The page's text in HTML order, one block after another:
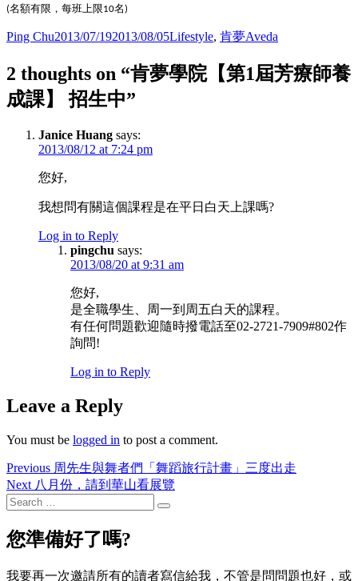
(名額有限，每班上限10名)
Author
Ping ChuPosted
2013/07/192013/08/05Categories
Lifestyle, 肯夢Aveda
2 thoughts on “肯夢學院【第1屆芳療師養
成課】 招生中”
Janice Huang says:
2013/08/12 at 7:24 pm
您好,
我想問有關這個課程是在平日白天上課嗎?
Log in to Reply
pingchu says:
2013/08/20 at 9:31 am
您好,
是全職學生、周一到周五白天的課程。
有任何問題歡迎隨時撥電話至02-2721-7909#802作
詢問!
Log in to Reply
Leave a Reply
You must be logged in to post a comment.
Post
navigation
Previous Previous
post:
周先生與舞者們「舞蹈旅行計畫」三度出走
Next Next
post:
八月份，請到華山看展覽
Search
for:
Search
您準備好了嗎?
我要再一次邀請所有的讀者寫信給我，不管是問問題也好，或